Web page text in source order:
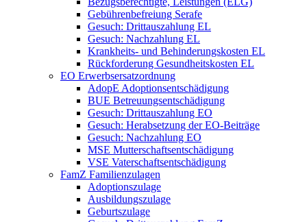
Gebührenbefreiung Serafe
Gesuch: Drittauszahlung EL
Gesuch: Nachzahlung EL
Krankheits- und Behinderungskosten EL
Rückforderung Gesundheitskosten EL
EO Erwerbsersatzordnung
AdopE Adoptionsentschädigung
BUE Betreuungsentschädigung
Gesuch: Drittauszahlung EO
Gesuch: Herabsetzung der EO-Beiträge
Gesuch: Nachzahlung EO
MSE Mutterschaftsentschädigung
VSE Vaterschaftsentschädigung
FamZ Familienzulagen
Adoptionszulage
Ausbildungszulage
Geburtszulage